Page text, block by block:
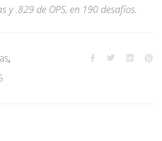
y .829 de OPS, en 190 desafíos.
,